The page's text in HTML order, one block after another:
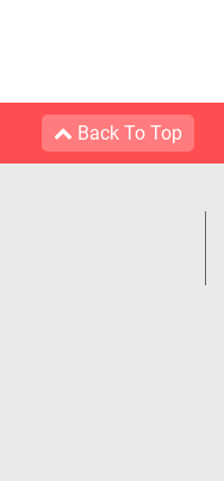
Back To Top